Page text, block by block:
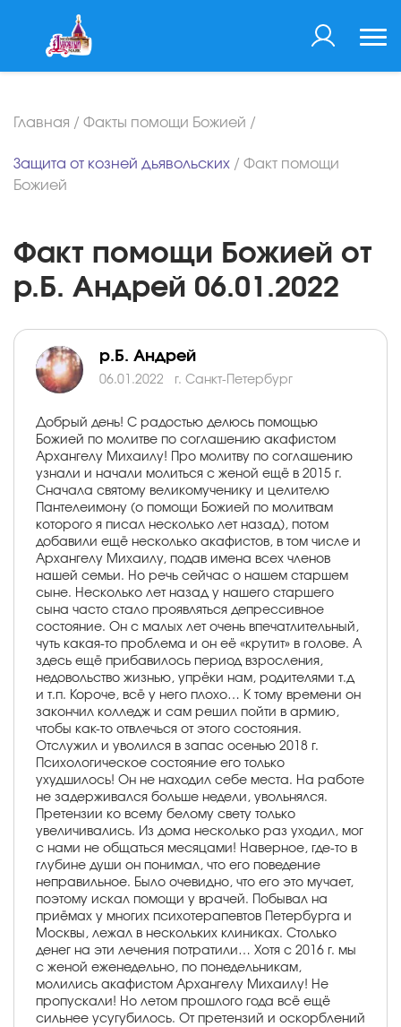
Главная / Факты помощи Божией /
Защита от козней дьявольских / Факт помощи
Божией
Факт помощи Божией от
р.Б. Андрей 06.01.2022
р.Б. Андрей
06.01.2022 г. Санкт-Петербург
Добрый день! С радостью делюсь помощью
Божией по молитве по соглашению акафистом
Архангелу Михаилу! Про молитву по соглашению
узнали и начали молиться с женой ещё в 2015 г.
Сначала святому великомученику и целителю
Пантелеимону (о помощи Божией по молитвам
которого я писал несколько лет назад), потом
добавили ещё несколько акафистов, в том числе и
Архангелу Михаилу, подав имена всех членов
нашей семьи. Но речь сейчас о нашем старшем
сыне. Несколько лет назад у нашего старшего
сына часто стало проявляться депрессивное
состояние. Он с малых лет очень впечатлительный,
чуть какая-то проблема и он её «крутит» в голове. А
здесь ещё прибавилось период взросления,
недовольство жизнью, упрёки нам, родителями т.д
и т.п. Короче, всё у него плохо… К тому времени он
закончил колледж и сам решил пойти в армию,
чтобы как-то отвлечься от этого состояния.
Отслужил и уволился в запас осенью 2018 г.
Психологическое состояние его только
ухудшилось! Он не находил себе места. На работе
не задерживался больше недели, увольнялся.
Претензии ко всему белому свету только
увеличивались. Из дома несколько раз уходил, мог
с нами не общаться месяцами! Наверное, где-то в
глубине души он понимал, что его поведение
неправильное. Было очевидно, что его это мучает,
поэтому искал помощи у врачей. Побывал на
приёмах у многих психотерапевтов Петербурга и
Москвы, лежал в нескольких клиниках. Столько
денег на эти лечения потратили… Хотя с 2016 г. мы
с женой еженедельно, по понедельникам,
молились акафистом Архангелу Михаилу! Не
пропускали! Но летом прошлого года всё ещё
сильнее усугубилось. От претензий и оскорблений